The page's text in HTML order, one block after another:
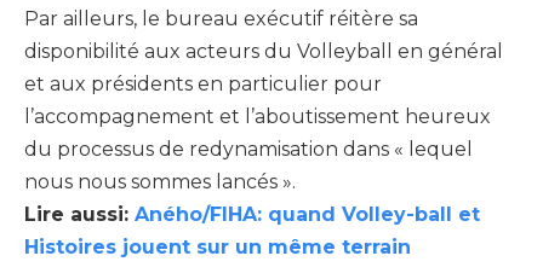
Par ailleurs, le bureau exécutif réitère sa
disponibilité aux acteurs du Volleyball en général
et aux présidents en particulier pour
l’accompagnement et l’aboutissement heureux
du processus de redynamisation dans « lequel
nous nous sommes lancés ».
Lire aussi: Aného/FIHA: quand Volley-ball et
Histoires jouent sur un même terrain